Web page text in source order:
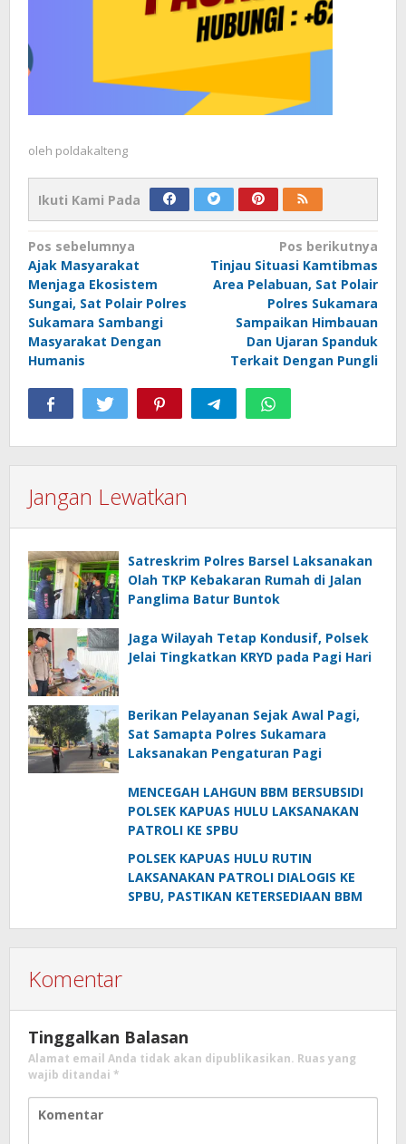
oleh poldakalteng
Ikuti Kami Pada
Navigasi
pos
Pos sebelumnya
Ajak Masyarakat
Menjaga Ekosistem
Sungai, Sat Polair Polres
Sukamara Sambangi
Masyarakat Dengan
Humanis
Pos berikutnya
Tinjau Situasi Kamtibmas
Area Pelabuan, Sat Polair
Polres Sukamara
Sampaikan Himbauan
Dan Ujaran Spanduk
Terkait Dengan Pungli
Jangan Lewatkan
Satreskrim Polres Barsel Laksanakan
Olah TKP Kebakaran Rumah di Jalan
Panglima Batur Buntok
Jaga Wilayah Tetap Kondusif, Polsek
Jelai Tingkatkan KRYD pada Pagi Hari
Berikan Pelayanan Sejak Awal Pagi,
Sat Samapta Polres Sukamara
Laksanakan Pengaturan Pagi
MENCEGAH LAHGUN BBM BERSUBSIDI
POLSEK KAPUAS HULU LAKSANAKAN
PATROLI KE SPBU
POLSEK KAPUAS HULU RUTIN
LAKSANAKAN PATROLI DIALOGIS KE
SPBU, PASTIKAN KETERSEDIAAN BBM
Komentar
Tinggalkan Balasan
Alamat email Anda tidak akan dipublikasikan. Ruas yang
wajib ditandai *